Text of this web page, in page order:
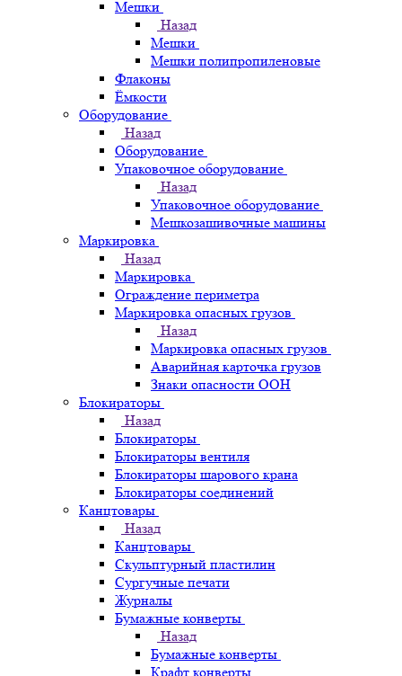
Мешки
Назад
Мешки
Мешки полипропиленовые
Флаконы
Ёмкости
Оборудование
Назад
Оборудование
Упаковочное оборудование
Назад
Упаковочное оборудование
Мешкозашивочные машины
Маркировка
Назад
Маркировка
Ограждение периметра
Маркировка опасных грузов
Назад
Маркировка опасных грузов
Аварийная карточка грузов
Знаки опасности ООН
Блокираторы
Назад
Блокираторы
Блокираторы вентиля
Блокираторы шарового крана
Блокираторы соединений
Канцтовары
Назад
Канцтовары
Скульптурный пластилин
Сургучные печати
Журналы
Бумажные конверты
Назад
Бумажные конверты
Крафт конверты